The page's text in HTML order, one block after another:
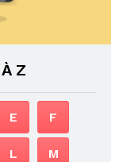
Z
E F
L M